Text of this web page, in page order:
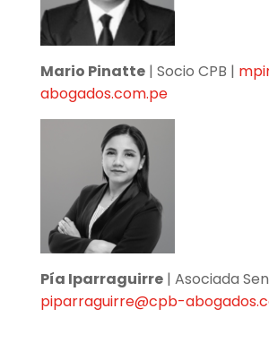
Mario Pinatte| Socio CPB |
abogados.com.pe
Pía Iparraguirre| Asociada
piparraguirre@cpb-